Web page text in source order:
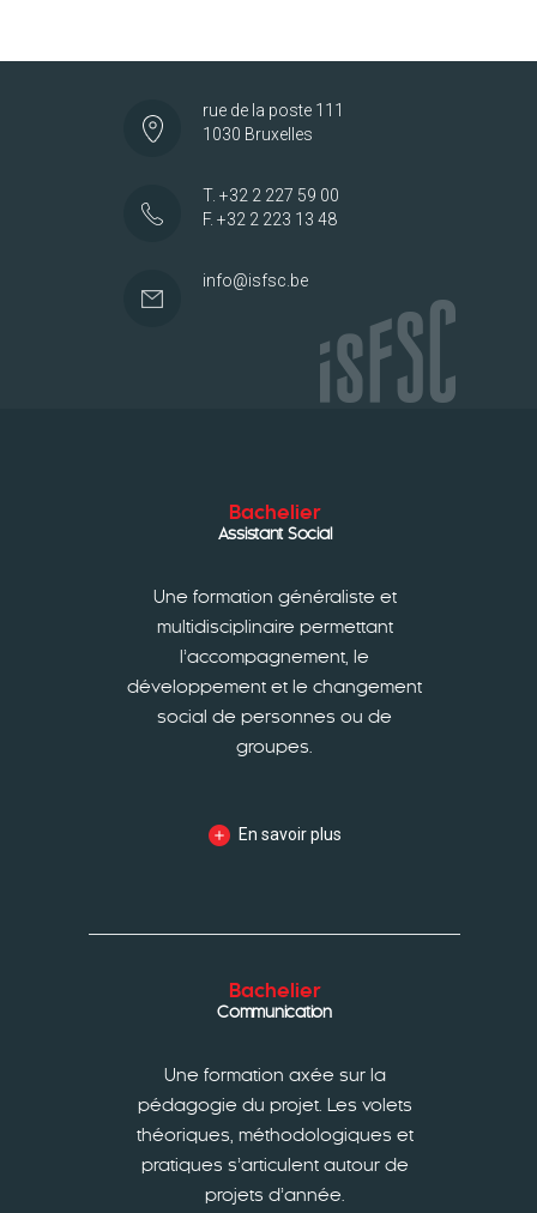
rue de la poste 111
1030 Bruxelles
T. +32 2 227 59 00
F. +32 2 223 13 48
info@isfsc.be
Bachelier
Assistant Social
Une formation généraliste et
multidisciplinaire permettant
l’accompagnement, le
développement et le changement
social de personnes ou de
groupes.
En savoir plus
Bachelier
Communication
Une formation axée sur la
pédagogie du projet. Les volets
théoriques, méthodologiques et
pratiques s’articulent autour de
projets d’année.